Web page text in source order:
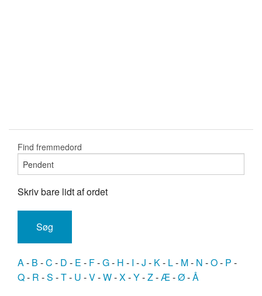
Find fremmedord
Skriv bare lidt af ordet
A- B -C - D - E - F-G- H - I -J - K- L- M- N -O- P -
Q- R -S -T- U -V-W-X-Y-Z-Æ-Ø-Å